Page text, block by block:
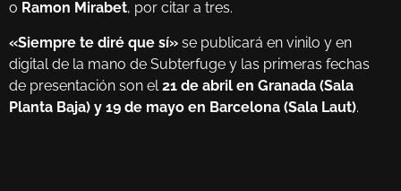
o Ramon Mirabet, por citar a tres.
«Siempre te diré que sí» se publicará en vinilo y en
digital de la mano de Subterfuge y las primeras fechas
de presentación son el 21 de abril en Granada (Sala
Planta Baja) y 19 de mayo en Barcelona (Sala Laut).